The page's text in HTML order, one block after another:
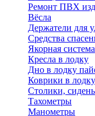
Ремонт ПВХ
Вёсла
Держатели для
Средства
Якорная система
Кресла в лодку
Дно в лодку
Коврики в
Столики,
Тахометры
Манометры